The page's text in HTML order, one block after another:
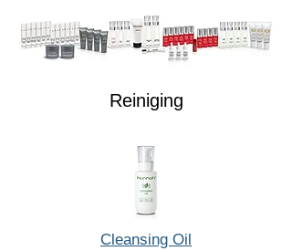
Reiniging
Cleansing Oil